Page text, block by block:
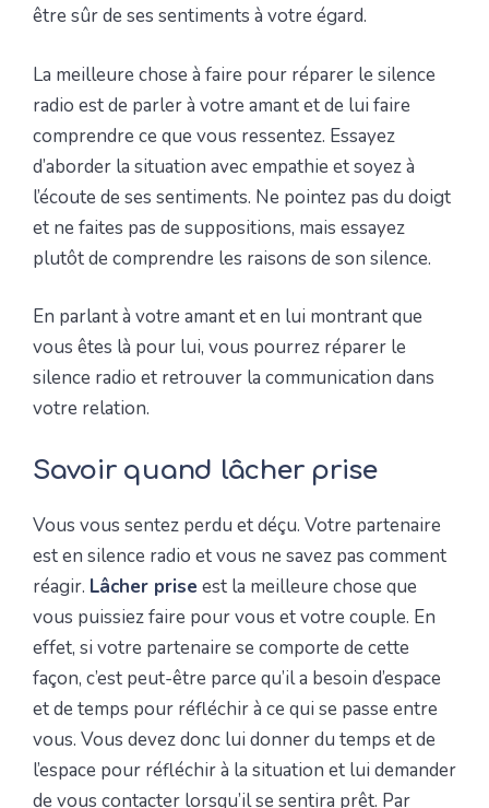
être sûr de ses sentiments à votre égard.
La meilleure chose à faire pour réparer le silence
radio est de parler à votre amant et de lui faire
comprendre ce que vous ressentez. Essayez
d’aborder la situation avec empathie et soyez à
l’écoute de ses sentiments. Ne pointez pas du doigt
et ne faites pas de suppositions, mais essayez
plutôt de comprendre les raisons de son silence.
En parlant à votre amant et en lui montrant que
vous êtes là pour lui, vous pourrez réparer le
silence radio et retrouver la communication dans
votre relation.
Savoir quand lâcher prise
Vous vous sentez perdu et déçu. Votre partenaire
est en silence radio et vous ne savez pas comment
réagir. Lâcher prise est la meilleure chose que
vous puissiez faire pour vous et votre couple. En
effet, si votre partenaire se comporte de cette
façon, c’est peut-être parce qu’il a besoin d’espace
et de temps pour réfléchir à ce qui se passe entre
vous. Vous devez donc lui donner du temps et de
l’espace pour réfléchir à la situation et lui demander
de vous contacter lorsqu’il se sentira prêt. Par